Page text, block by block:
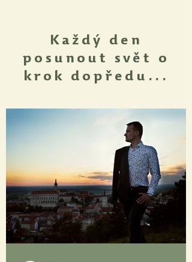
Každý den
posunout svět o
krok dopředu...